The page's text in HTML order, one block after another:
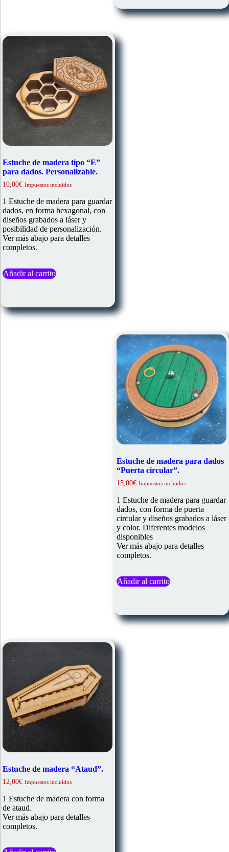
Estuche de madera tipo “E”
para dados. Personalizable.
10,00€ Impuestos incluidos
1 Estuche de madera para guardar
dados, en forma hexagonal, con
diseños grabados a láser y
posibilidad de personalización.
Ver más abajo para detalles
completos.
Añadir al carrito
Estuche de madera para dados
“Puerta circular”.
15,00€ Impuestos incluidos
1 Estuche de madera para guardar
dados, con forma de puerta
circular y diseños grabados a láser
y color. Diferentes modelos
disponibles
Ver más abajo para detalles
completos.
Añadir al carrito
Estuche de madera “Ataud”.
12,00€ Impuestos incluidos
1 Estuche de madera con forma
de ataud.
Ver más abajo para detalles
completos.